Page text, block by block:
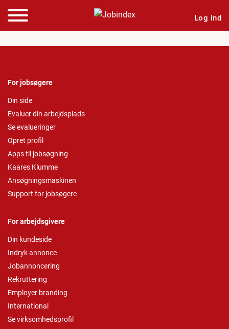
Log ind
For jobsøgere
Din side
Evaluer din arbejdsplads
Se evalueringer
Opret profil
Apps til jobsøgning
Kaares Klumme
Ansøgningsmaskinen
Support for jobsøgere
For arbejdsgivere
Din kundeside
Indryk annonce
Jobannoncering
Rekruttering
Employer branding
International
Se virksomhedsprofil